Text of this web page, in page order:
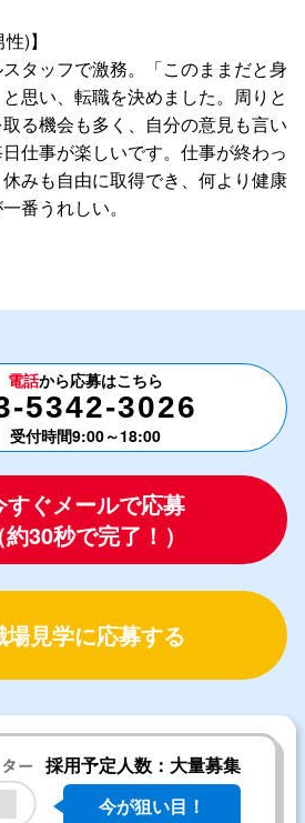
)】
タッフで激務。「このままだと身
思い、転職を決めました。周りと
る機会も多く、自分の意見も言い
仕事が楽しいです。仕事が終わっ
みも自由に取得でき、何より健康
番うれしい。
電話から応募はこちら
5342-3026
受付時間9:00～18:00
すぐメールで応募
（約30秒で完了！）
場見学に応募する
採用予定人数：大量募集
今が狙い目！